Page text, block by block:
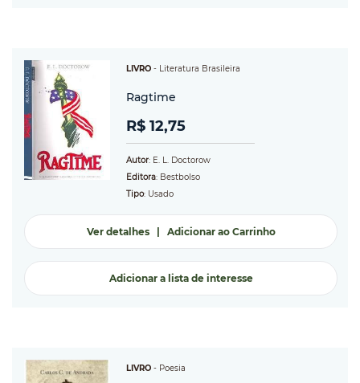
LIVRO - Literatura Brasileira
Ragtime
R$ 12,75
Autor: E. L. Doctorow
Editora: Bestbolso
Tipo: Usado
Ver detalhes| Adicionar ao Carrinho
Adicionar a lista de interesse
LIVRO - Poesia